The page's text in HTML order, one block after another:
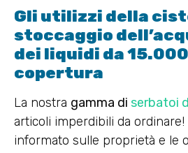
Gli utilizzi della
stoccaggio
dei liquidi da
copertura
La nostra gamma di serbatoi
articoli imperdibili da
informato sulle proprietà e le